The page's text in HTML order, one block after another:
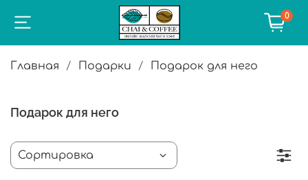
0
Главная Подарки Подарок для него
Подарок для него